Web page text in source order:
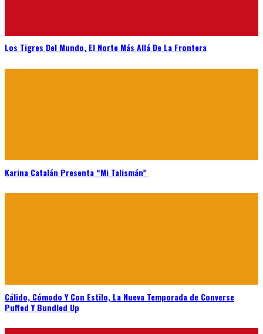
Los Tigres Del Mundo, El Norte Más Allá De La Frontera
Karina Catalán Presenta “Mi Talismán”
Cálido, Cómodo Y Con Estilo, La Nueva Temporada de Converse
Puffed Y Bundled Up